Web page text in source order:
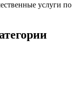
услуги по